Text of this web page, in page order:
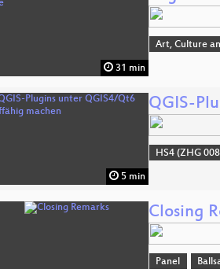
31 min
Art, Culture
5 min
QGIS-
HS4 (ZHG
Closing
Panel